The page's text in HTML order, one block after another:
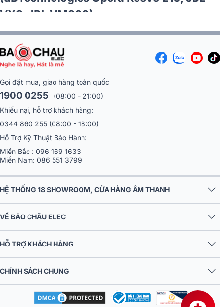
VX9, JBL VM300)
Gọi đặt mua, giao hàng toàn quốc
1900 0255
(08:00 - 21:00)
Khiếu nại, hỗ trợ khách hàng:
0344 860 255 (08:00 - 18:00)
Hỗ Trợ Kỹ Thuật Bảo Hành:
Miền Bắc : 096 169 1633
Miền Nam: 086 551 3799
HỆ THỐNG 18 SHOWROOM, CỬA HÀNG ÂM THANH
VỀ BẢO CHÂU ELEC
HỖ TRỢ KHÁCH HÀNG
CHÍNH SÁCH CHUNG